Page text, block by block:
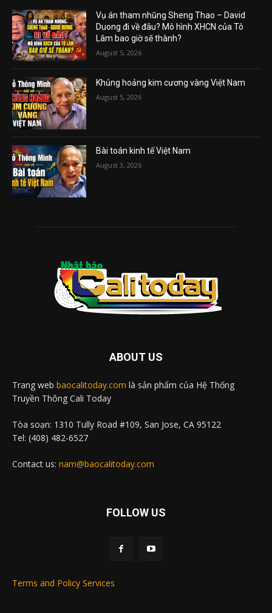
Vụ án tham nhũng Sheng Thao – David
Duong đi về đâu? Mô hình XHCN của Tô
Lâm bao giờ sẽ thành?
August 5, 2026
Khủng hoảng kim cương vàng Việt Nam
August 5, 2026
Bài toán kinh tế Việt Nam
August 3, 2026
ABOUT US
Trang web baocalitoday.com là sản phẩm của Hệ Thống
Truyền Thông Cali Today
Tòa soạn: 1310 Tully Road #109, San Jose, CA 95122
Tel: (408) 482-6527
Contact us: nam@baocalitoday.com
FOLLOW US
Terms and Policy Services